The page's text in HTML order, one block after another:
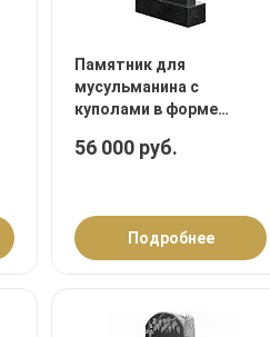
Памятник для
мусульманина с
куполами в форме
56 000 руб.
Подробнее